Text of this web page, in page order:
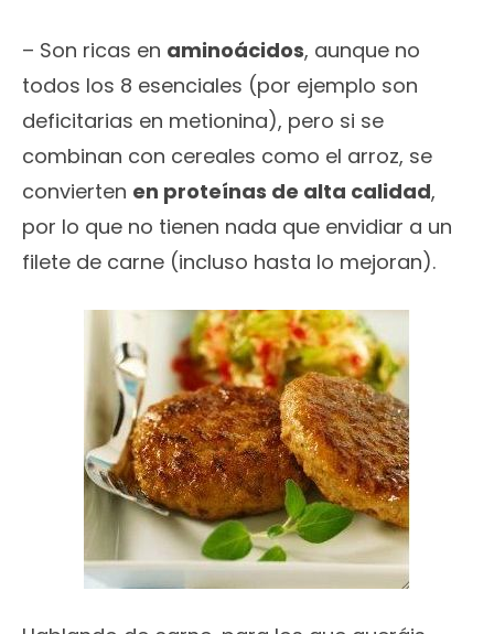
– Son ricas en aminoácidos, aunque no
todos los 8 esenciales (por ejemplo son
deficitarias en metionina), pero si se
combinan con cereales como el arroz, se
convierten en proteínas de alta calidad,
por lo que no tienen nada que envidiar a un
filete de carne (incluso hasta lo mejoran).